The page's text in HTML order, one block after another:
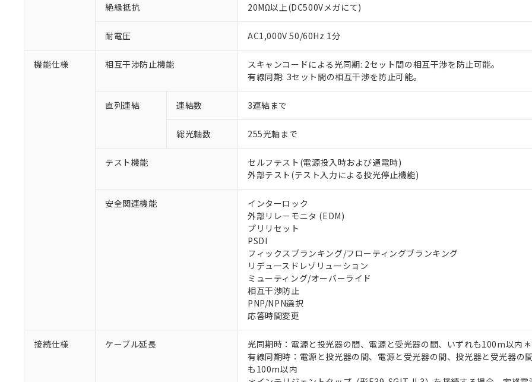
絶縁抵抗 20MΩ以上(DC500Vメガにて)
耐電圧 AC1,000V 50/60Hz 1分
機能仕様 相互干渉防止機能
スキャンコードによる光同期: 2セット間の相互干渉を防止可能。
有線同期: 3セット間の相互干渉を防止可能。
直列連結 連結数 3連結まで
総光軸数 255光軸まで
テスト機能
セルフテスト(電源投入時および通電時)
外部テスト(テスト入力による投光停止機能)
安全関連機能
インターロック
外部リレーモニタ (EDM)
プリリセット
PSDI
フィックスブランキング/フローティングブランキング
リデュースドレゾリューション
ミューティング/オーバーライド
相互干渉防止
PNP/NPN選択
応答時間変更
接続仕様 ケーブル延長
光同期時：電源と投光器の間、電源と受光器の間、いずれも100m以内＊
有線同期時：電源と投光器の間、電源と受光器の間、投光器と受光器の
も100m以内